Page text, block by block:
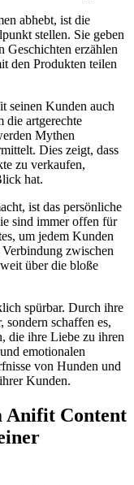
abhebt, ist die
stellen. Sie geben
Geschichten erzählen
den Produkten teilen
seinen Kunden auch
die artgerechte
Mythen
Dies zeigt, dass
zu verkaufen,
hat.
ist das persönliche
sind immer offen für
um jedem Kunden
zwischen
über die bloße
spürbar. Durch ihre
sondern schaffen es,
die ihre Liebe zu ihren
emotionalen
von Hunden und
Kunden.
Anifit Content